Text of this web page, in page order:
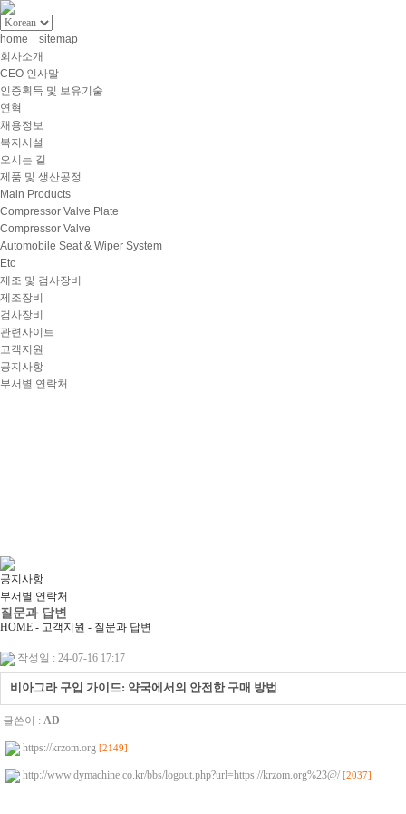
home
sitemap
회사소개
CEO 인사말
인증획득 및 보유기술
연혁
채용정보
복지시설
오시는 길
제품 및 생산공정
Main Products
Compressor Valve Plate
Compressor Valve
Automobile Seat & Wiper System
Etc
제조 및 검사장비
제조장비
검사장비
관련사이트
고객지원
공지사항
부서별 연락처
공지사항
부서별 연락처
질문과 답변
HOME - 고객지원 - 질문과 답변
작성일 : 24-07-16 17:17
비아그라 구입 가이드: 약국에서의 안전한 구매 방법
글쓴이 : AD
https://krzom.org [2149]
http://www.dymachine.co.kr/bbs/logout.php?url=https://krzom.org%23@/ [2037]